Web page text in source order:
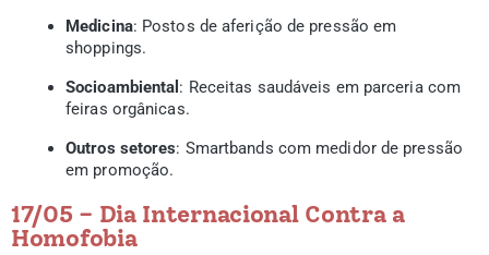
Medicina: Postos de aferição de pressão em
shoppings.
Socioambiental : Receitas saudáveis em parceria com
feiras orgânicas.
Outros setores: Smartbands com medidor de pressão
em promoção.
17/05 – Dia Internacional Contra a
Homofobia